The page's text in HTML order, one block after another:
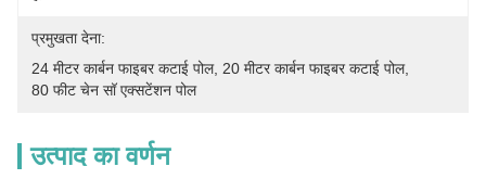
प्रमुखता देना:
24 मीटर कार्बन फाइबर कटाई पोल, 20 मीटर कार्बन फाइबर कटाई पोल,
80 फीट चेन सॉ एक्सटेंशन पोल
उत्पाद का वर्णन